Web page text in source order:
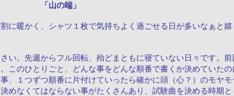
） 「山の端」
に暖かく、シャツ１枚で気持ちよく過ごせる日が多いなぁと
い。先週からフル回転、殆どまともに寝ていない日々です。
このひとりごと、どんな事をどんな順番で書くか決めていた
、１つずつ順番に片付けていったら確かに頭（心？）のモヤ
めなくてはならない事がたくさんあり、試験曲を決める時期